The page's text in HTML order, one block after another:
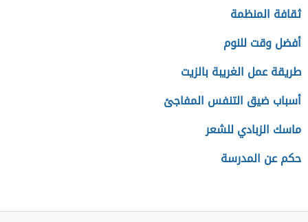
ثقافة المنظمة
أفضل وقت للنوم
طريقة عمل الغريبة بالزيت
أسباب ضيق التنفس المفاجئ
ماسك الزبادي للشعر
حكم عن المدرسة